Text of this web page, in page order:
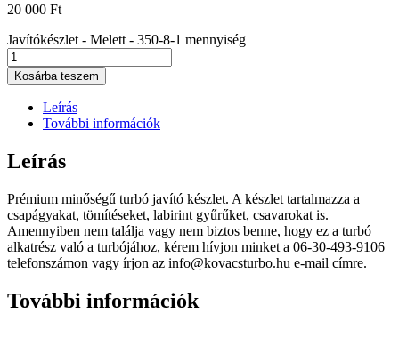
20 000 Ft
Javítókészlet - Melett - 350-8-1 mennyiség
Kosárba teszem
Leírás
További információk
Leírás
Prémium minőségű turbó javító készlet. A készlet tartalmazza a
csapágyakat, tömítéseket, labirint gyűrűket, csavarokat is.
Amennyiben nem találja vagy nem biztos benne, hogy ez a turbó
alkatrész való a turbójához, kérem hívjon minket a 06-30-493-9106
telefonszámon vagy írjon az info@kovacsturbo.hu e-mail címre.
További információk